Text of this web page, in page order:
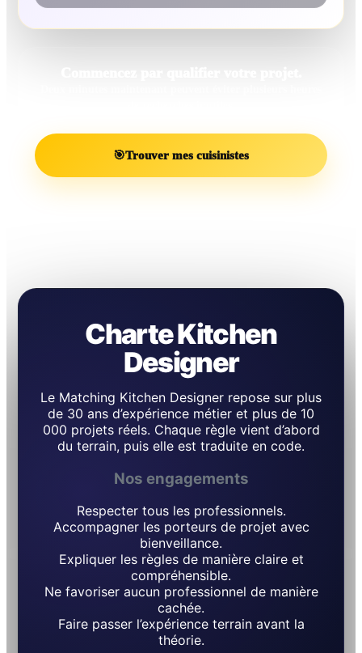
🎯Trouver mes cuisinistes
Charte Kitchen
Designer
Le Matching Kitchen Designer repose sur plus
de 30 ans d’expérience métier et plus de 10
000 projets réels. Chaque règle vient d’abord
du terrain, puis elle est traduite en code.
Nos engagements
Respecter tous les professionnels.
Accompagner les porteurs de projet avec
bienveillance.
Expliquer les règles de manière claire et
compréhensible.
Ne favoriser aucun professionnel de manière
cachée.
Faire passer l’expérience terrain avant la
théorie.